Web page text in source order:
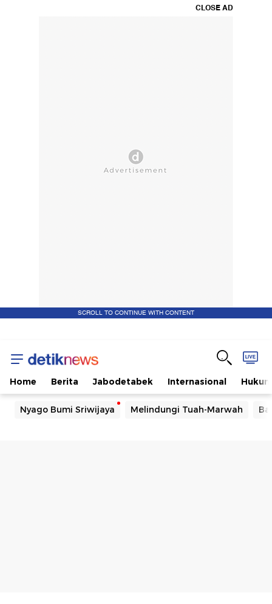
CLOSE AD
SCROLL TO CONTINUE WITH CONTENT
Home Berita Jabodetabek Internasional Hukum
Nyago Bumi Sriwijaya Melindungi Tuah-Marwah